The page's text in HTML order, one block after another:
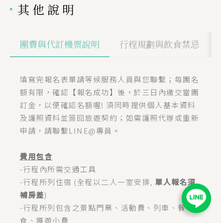
其他說明
團費與代訂機票說明 行程規劃與飲食禁忌
填寫完報名表單請等候服務人員與您聯繫；每團名
額有限，確認【報名成功】後，於三日內繳交當團
訂金，以便確認名額喔! 須同時提供個人基本資料
及護照資料並簽回旅遊契約；如需護照代辦或重新
申請，請聯繫LINE@專員。
費用包含
-行程內所需交通工具
-行程所列住宿 (全程以二人一室安排, 單人報名須
補房差)
-行程所列包含之景點門票、活動費、列車、餐
食、導遊小費